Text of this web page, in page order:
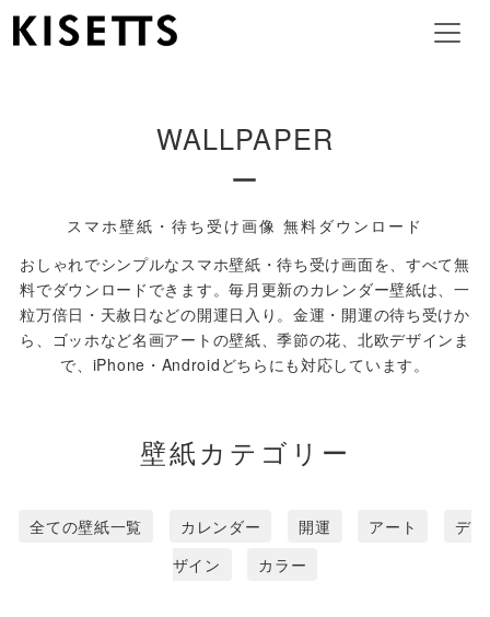
WALLPAPER
ー
スマホ壁紙・待ち受け画像 無料ダウンロード
おしゃれでシンプルなスマホ壁紙・待ち受け画面を、すべて無
料でダウンロードできます。毎月更新のカレンダー壁紙は、一
粒万倍日・天赦日などの開運日入り。金運・開運の待ち受けか
ら、ゴッホなど名画アートの壁紙、季節の花、北欧デザインま
で、iPhone・Androidどちらにも対応しています。
壁紙カテゴリー
全ての壁紙一覧 カレンダー 開運 アート
デ
ザイン
カラー